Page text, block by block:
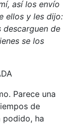
así los envío
ellos y les dijo:
descarguen de
se los
Parece una
de
podido, ha